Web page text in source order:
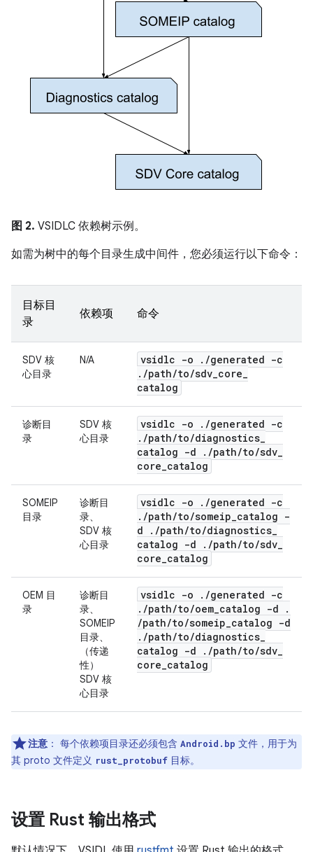
图 2. VSIDLC 依赖树示例。
如需为树中的每个目录生成中间件，您必须运行以下命令：
目标目
录
依赖项 命令
SDV 核
心目录
N/A vsidlc -o . /generated -c
. /path/to/sdv_core_
catalog
诊断目
录
SDV 核
心目录
vsidlc -o . /generated -c
. /path/to/diagnostics_
catalog -d
. /path/to/sdv_
core_catalog
SOMEIP
目录
诊断目
录、
SDV 核
心目录
vsidlc -o . /generated -c
. /path/to/someip_catalog -
d
. /path/to/diagnostics_
catalog -d
. /path/to/sdv_
core_catalog
OEM 目
录
诊断目
录、
SOMEIP
目录、
（传递
性）
SDV 核
心目录
vsidlc -o . /generated -c
. /path/to/oem_catalog -d
.
/path/to/someip_catalog -d
. /path/to/diagnostics_
catalog -d
. /path/to/sdv_
core_catalog
注意 ： 每个依赖项目录还必须包含 Android.bp 文件，用于为
其 proto 文件定义 rust_protobuf 目标。
设置 Rust 输出格式